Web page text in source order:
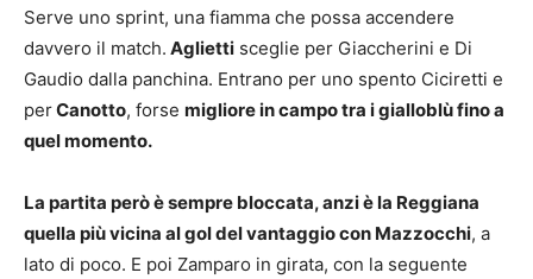
Serve uno sprint, una fiamma che possa accendere
davvero il match. Aglietti sceglie per Giaccherini e Di
Gaudio dalla panchina. Entrano per uno spento Ciciretti e
perCanotto, forse migliore in campo tra i gialloblù fino a
quel momento.
La partita però è sempre bloccata, anzi è la Reggiana
quella più vicina al gol del vantaggio con Mazzocchi, a
lato di poco. E poi Zamparo in girata, con la seguente